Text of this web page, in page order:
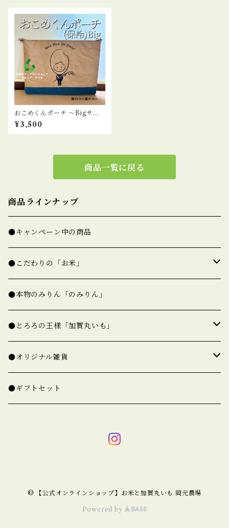
おこめくんポーチ ～Bigサイ
ズ～【米袋バッグ】
¥3,500
商品一覧に戻る
商品ラインナップ
●キャンペーン中の商品
●こだわりの「お米」
★精白米（一覧）
★玄米（一覧）
○ゆめみづほ【新米予約】
精白米
○コシヒカリ【新米準備中】
○カグラモチ【新米準備中】
●本物のみりん「のみりん」
●とろろの王様「加賀丸いも」
○加賀丸いも【完売】
○たねいも【完売】
●オリジナル雑貨
○米袋でできた「米袋バッグ」
●ギフトセット
© 【公式オンラインショップ】お米と加賀丸いも 岡元農場
Powered by